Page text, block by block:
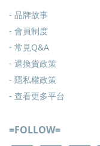
- 品牌故事
- 會員制度
- 常見Q&A
- 退換貨政策
- 隱私權政策
- 查看更多平台
=FOLLOW=